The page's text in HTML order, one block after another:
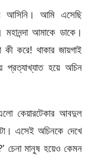
আসিনি। আমি এসেছি
মহানন্দা আমাকে ডাকে।
করে! থাকার জায়গাই
হয়ে অচিন
কেয়ারটেকার আবদুল
এসেই অচিনকে দেখে
চেনা মানুষ হয়েও কেমন